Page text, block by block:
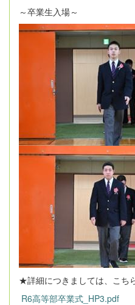
～卒業生入場～
★詳細につきましては、こち
R6高等部卒業式_HP3.pdf